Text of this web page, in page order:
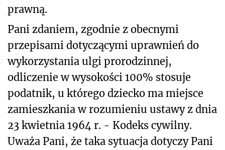
prawną.
Pani zdaniem, zgodnie z obecnymi
przepisami dotyczącymi uprawnień do
wykorzystania ulgi prorodzinnej,
odliczenie w wysokości 100% stosuje
podatnik, u którego dziecko ma miejsce
zamieszkania w rozumieniu ustawy z dnia
23 kwietnia 1964 r. - Kodeks cywilny.
Uważa Pani, że taka sytuacja dotyczy Pani